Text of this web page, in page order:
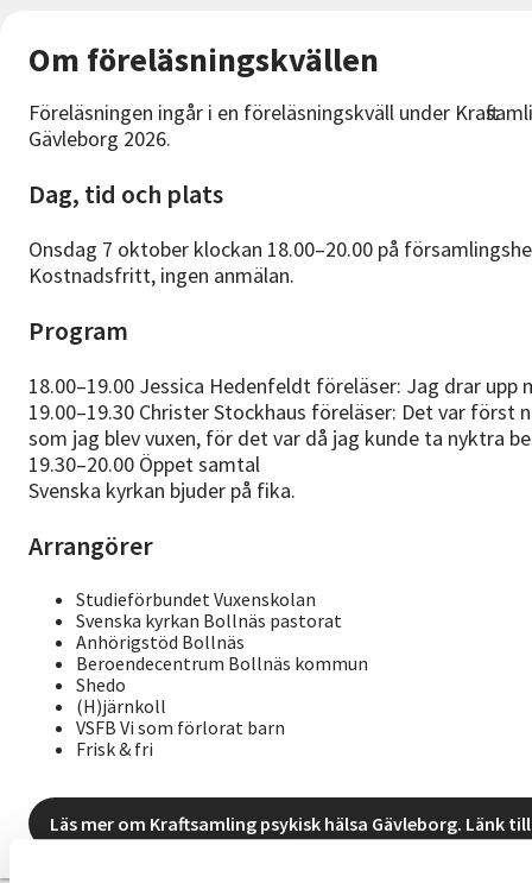
Om föreläsningskvällen
Föreläsningen ingår i en föreläsningskväll under
Gävleborg 2026.
Dag, tid och plats
Onsdag 7 oktober klockan 18.00–20.00 på
Kostnadsfritt, ingen anmälan.
Program
18.00–19.00 Jessica Hedenfeldt föreläser: Jag drar upp
19.00–19.30 Christer Stockhaus föreläser: Det var först
som jag blev vuxen, för det var då jag kunde ta nyktra
19.30–20.00 Öppet samtal
Svenska kyrkan bjuder på fika.
Arrangörer
Studieförbundet Vuxenskolan
Svenska kyrkan Bollnäs pastorat
Anhörigstöd Bollnäs
Beroendecentrum Bollnäs kommun
Shedo
(H)järnkoll
VSFB Vi som förlorat barn
Frisk & fri
Läs mer om Kraftsamling psykisk hälsa Gävleborg. Länk